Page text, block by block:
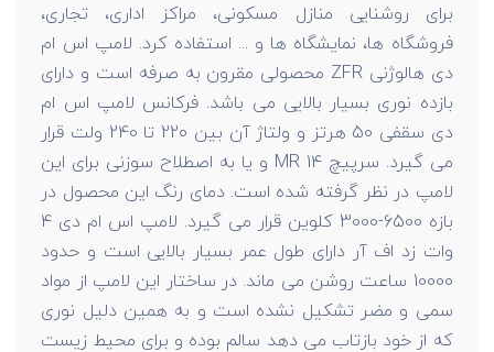
برای روشنایی منازل مسکونی، مراکز اداری، تجاری،
فروشگاه ها، نمایشگاه ها و ... استفاده کرد. لامپ اس ام
دی هالوژنی ZFR محصولی مقرون به صرفه است و دارای
بازده نوری بسیار بالایی می باشد. فرکانس لامپ اس ام
دی سقفی 50 هرتز و ولتاژ آن بین 220 تا 240 ولت قرار
می گیرد. سرپیچ MR 14 و یا به اصطلاح سوزنی برای این
لامپ در نظر گرفته شده است. دمای رنگ این محصول در
بازه 6500-3000 کلوین قرار می گیرد. لامپ اس ام دی 4
وات زد اف آر دارای طول عمر بسیار بالایی است و حدود
10000 ساعت روشن می ماند. در ساختار این لامپ از مواد
سمی و مضر تشکیل نشده است و به همین دلیل نوری
که از خود بازتاب می دهد سالم بوده و برای محیط زیست